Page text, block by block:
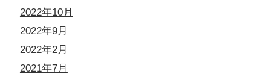
2022年10月
2022年9月
2022年2月
2021年7月